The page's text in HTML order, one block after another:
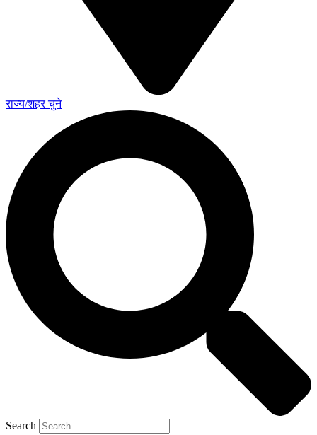
राज्य/शहर चुने
Search